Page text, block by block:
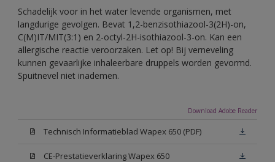
Schadelijk voor in het water levende organismen, met
langdurige gevolgen. Bevat 1,2-benzisothiazool-3(2H)-on,
C(M)IT/MIT(3:1) en 2-octyl-2H-isothiazool-3-on. Kan een
allergische reactie veroorzaken. Let op! Bij verneveling
kunnen gevaarlijke inhaleerbare druppels worden gevormd.
Spuitnevel niet inademen.
Download Adobe Reader
Technisch Informatieblad Wapex 650 (PDF)
CE-Prestatieverklaring Wapex 650